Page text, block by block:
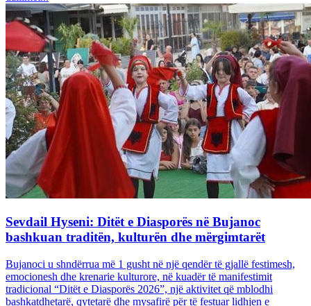
Sevdail Hyseni: Ditët e Diasporës në Bujanoc
bashkuan traditën, kulturën dhe mërgimtarët
Bujanoci u shndërrua më 1 gusht në një qendër të gjallë festimesh,
emocionesh dhe krenarie kulturore, në kuadër të manifestimit
tradicional “Ditët e Diasporës 2026”, një aktivitet që mblodhi
bashkatdhetarë, qytetarë dhe mysafirë për të festuar lidhjen e